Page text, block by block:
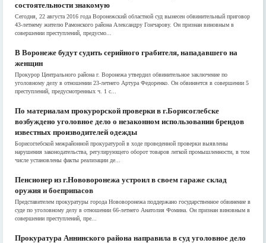
состоятельности знакомую
Сегодня, 22 августа 2016 года Воронежский областной суд вынесен обвинительный приговор
43-летнему жителю Рамонского района Александру Гончарову. Он признан виновным в
совершении преступлений, предусмо...
В Воронеже будут судить серийного грабителя, нападавшего на
женщин
Прокурор Центрального района г. Воронежа утвердил обвинительное заключение по
уголовному делу в отношении 23-летнего Артура Федоренко. Он обвиняется в совершении 5
преступлений, предусмотренных ч. 1 с...
По материалам прокурорской проверки в г.Борисоглебске
возбуждено уголовное дело о незаконном использовании брендов
известных производителей одежды
Борисоглебской межрайонной прокуратурой в ходе проведенной проверки выявлены
нарушения законодательства, регулирующего оборот товаров легкой промышленности, в том
числе установлены факты реализации де...
Пенсионер из г.Нововоронежа устроил в своем гараже склад
оружия и боеприпасов
Представителем прокуратуры города Нововоронежа поддержано государственное обвинение в
суде по уголовному делу в отношении 66-летнего Анатолия Фомина. Он признан виновным в
совершении преступлений, пре...
Прокуратура Аннинского района направила в суд уголовное дело